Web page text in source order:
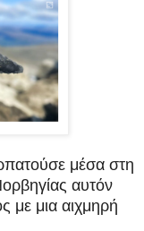
μέσα στη
αυτόν
με μια αιχμηρή